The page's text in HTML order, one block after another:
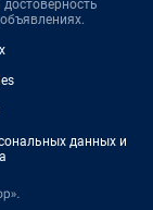
достоверность
данных и